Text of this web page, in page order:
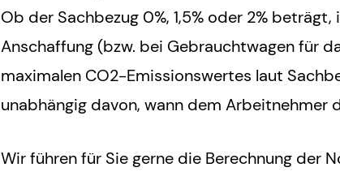
Ob der Sachbezug 0%, 1,5% oder 2%
Anschaffung (bzw. bei Gebrauchtwagen für
maximalen CO2-Emissionswertes laut
unabhängig davon, wann dem Arbeitnehmer
Wir führen für Sie gerne die Berechnung der